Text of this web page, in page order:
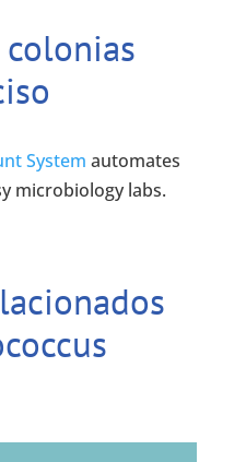
System automates
microbiology labs.